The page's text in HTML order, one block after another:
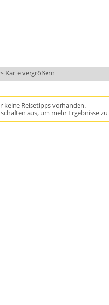
Karte vergrößern
keine Reisetipps vorhanden.
aus, um mehr Ergebnisse